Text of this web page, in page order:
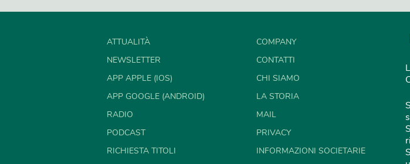
ATTUALITÀ
NEWSLETTER
APP APPLE (IOS)
APP GOOGLE (ANDROID)
RADIO
PODCAST
RICHIESTA TITOLI
COMPANY
CONTATTI
CHI SIAMO
LA STORIA
MAIL
PRIVACY
INFORMAZIONI SOCIETARIE